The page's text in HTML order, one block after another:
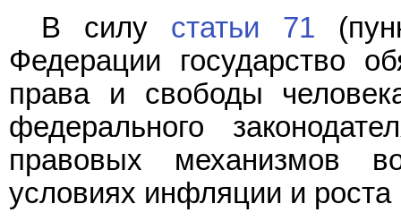
В силу статьи 71
Федерации государство
права и свободы
федерального
правовых механизмов
условиях инфляции и роста